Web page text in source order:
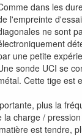
dans les
l'empreinte
ne sont
une petite
sonde UCI se
Cette tige est
plus la
charge /
est tendre,